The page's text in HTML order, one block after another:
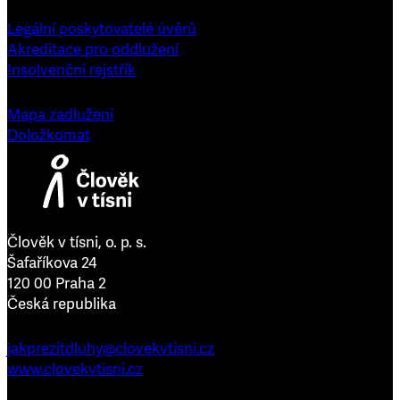
Legální poskytovatelé úvěrů
Akreditace pro oddlužení
Insolvenční rejstřík
Mapa zadlužení
Doložkomat
Člověk v tísni, o. p. s.
Šafaříkova 24
120 00 Praha 2
Česká republika
jakprezitdluhy@clovekvtisni.cz
www.clovekvtisni.cz